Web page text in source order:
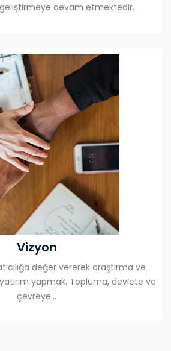
devam etmektedir.
Vizyon
değer vererek araştırma ve
yapmak. Topluma, devlete ve
çevreye...